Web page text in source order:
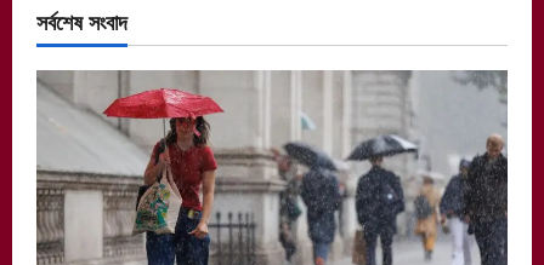
সর্বশেষ সংবাদ